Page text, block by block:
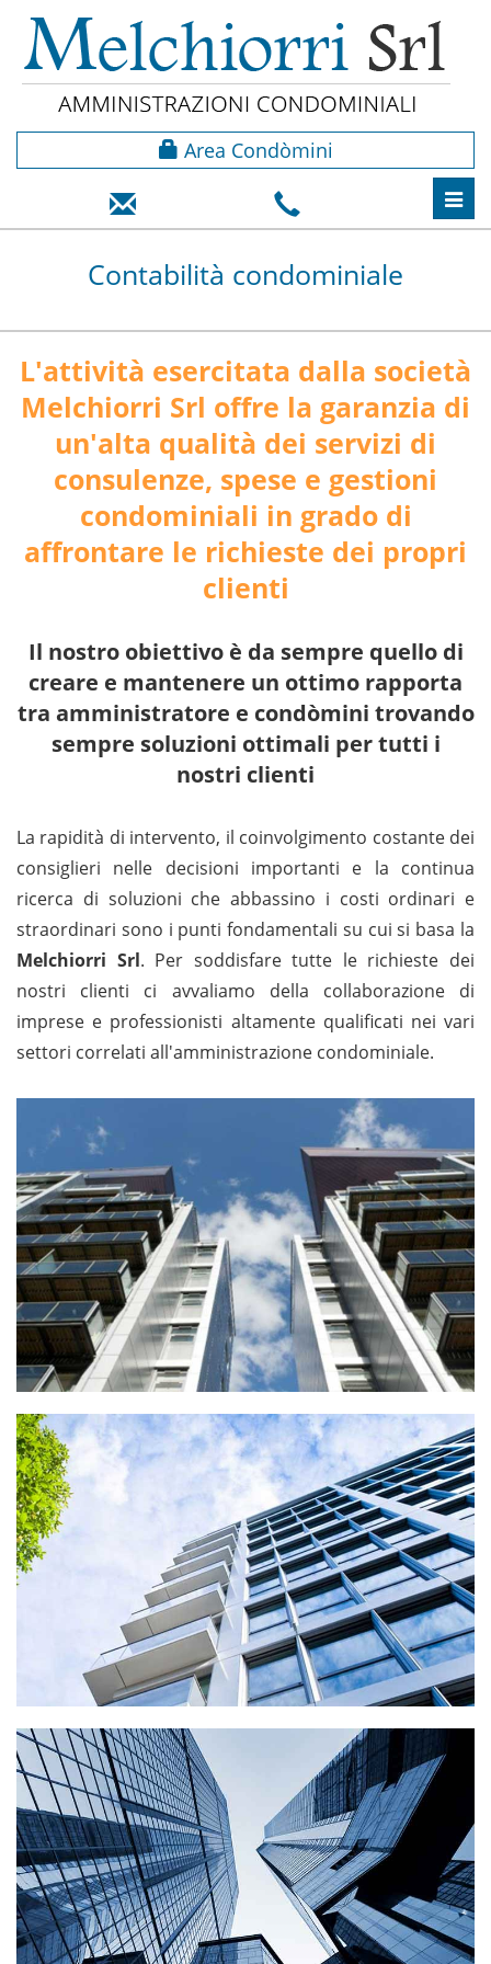
Area Condòmini
Contabilità condominiale
L'attività esercitata dalla società
Melchiorri Srl offre la garanzia di
un'alta qualità dei servizi di
consulenze, spese e gestioni
condominiali in grado di
affrontare le richieste dei propri
clienti
Il nostro obiettivo è da sempre quello di
creare e mantenere un ottimo rapporta
tra amministratore e condòmini trovando
sempre soluzioni ottimali per tutti i
nostri clienti
La rapidità di intervento, il coinvolgimento costante dei
consiglieri nelle decisioni importanti e la continua
ricerca di soluzioni che abbassino i costi ordinari e
straordinari sono i punti fondamentali su cui si basa la
Melchiorri Srl. Per soddisfare tutte le richieste dei
nostri clienti ci avvaliamo della collaborazione di
imprese e professionisti altamente qualificati nei vari
settori correlati all'amministrazione condominiale.